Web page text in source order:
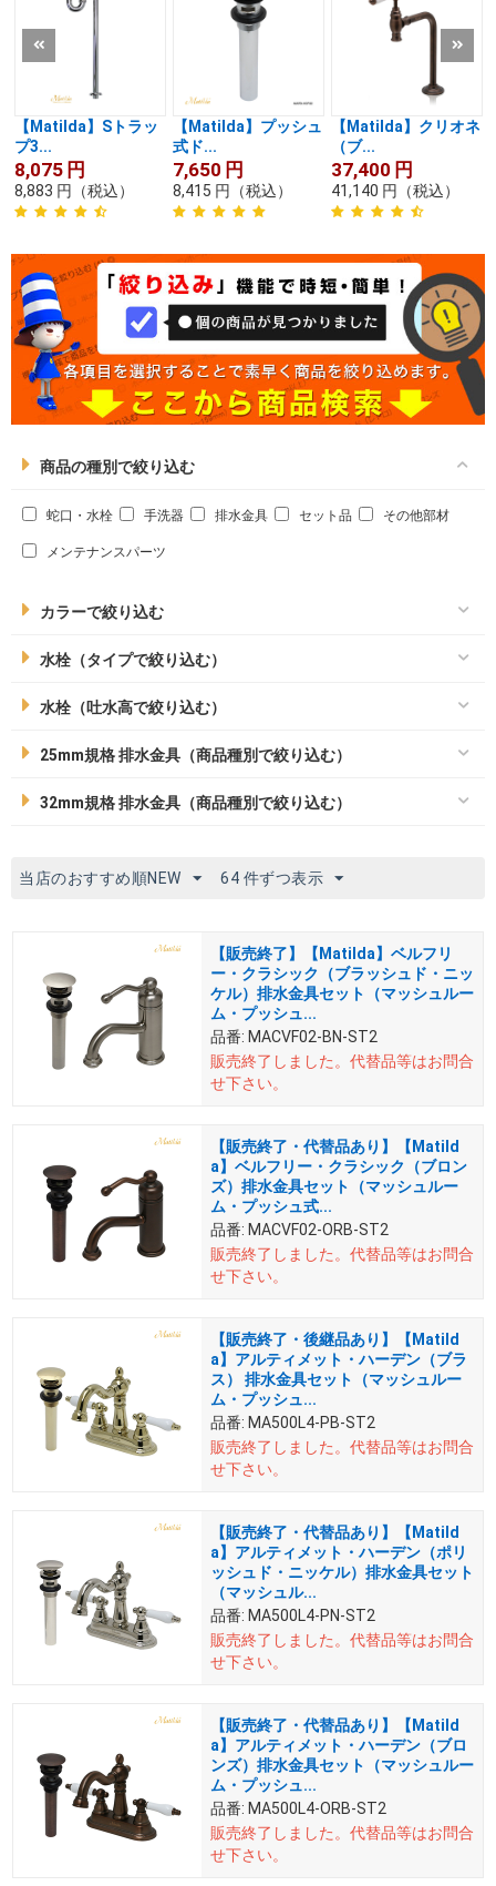
【Matilda】Sトラッ
プ3...
8,075 円
8,883 円 （税込）
【Matilda】プッシュ
式ド...
7,650 円
8,415 円 （税込）
【Matilda】クリオネ
（ブ...
37,400 円
41,140 円 （税込）
商品の種別で絞り込む
蛇口・水栓 手洗器 排水金具 セット品 その他部材
メンテナンスパーツ
カラーで絞り込む
水栓（タイプで絞り込む）
水栓（吐水高で絞り込む）
25mm規格 排水金具（商品種別で絞り込む）
32mm規格 排水金具（商品種別で絞り込む）
当店のおすすめ順NEW 64 件ずつ表示
【販売終了】【Matilda】ベルフリ
ー・クラシック（ブラッシュド・ニッ
ケル）排水金具セット（マッシュルー
ム・プッシュ...
品番: MACVF02-BN-ST2
販売終了しました。 代替品等はお問合
せ下さい。
【販売終了・代替品あり】【Matild
a】ベルフリー・クラシック（ブロン
ズ）排水金具セット（マッシュルー
ム・プッシュ式...
品番: MACVF02-ORB-ST2
販売終了しました。 代替品等はお問合
せ下さい。
【販売終了・後継品あり】【Matild
a】アルティメット・ハーデン（ブラ
ス） 排水金具セット（マッシュルー
ム・プッシュ...
品番: MA500L4-PB-ST2
販売終了しました。 代替品等はお問合
せ下さい。
【販売終了・代替品あり】【Matild
a】アルティメット・ハーデン（ポリ
ッシュド・ニッケル）排水金具セット
（マッシュル...
品番: MA500L4-PN-ST2
販売終了しました。 代替品等はお問合
せ下さい。
【販売終了・代替品あり】【Matild
a】アルティメット・ハーデン（ブロ
ンズ）排水金具セット（マッシュルー
ム・プッシュ...
品番: MA500L4-ORB-ST2
販売終了しました。 代替品等はお問合
せ下さい。